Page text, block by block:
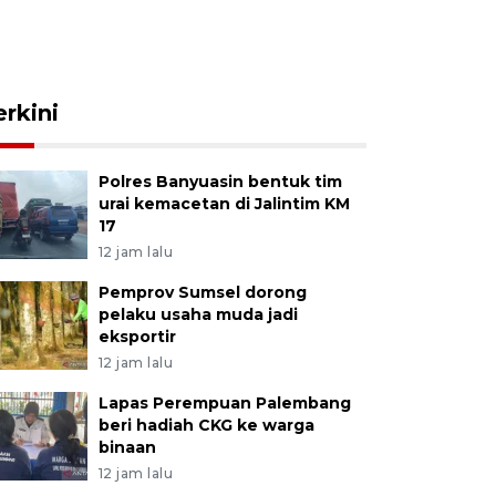
Polres Banyuasin bentuk tim
urai kemacetan di Jalintim KM
17
12 jam lalu
Pemprov Sumsel dorong
pelaku usaha muda jadi
eksportir
12 jam lalu
Lapas Perempuan Palembang
beri hadiah CKG ke warga
binaan
12 jam lalu